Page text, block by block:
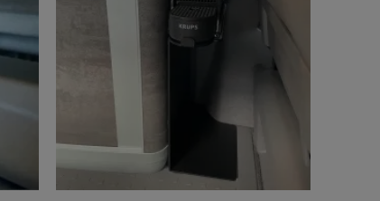
werden